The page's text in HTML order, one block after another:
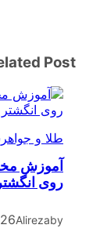
Post
طلا و
آموزش
روی
by
Alireza